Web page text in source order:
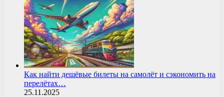
Как найти дешёвые билеты на самолёт и сэкономить на
перелётах…
25.11.2025